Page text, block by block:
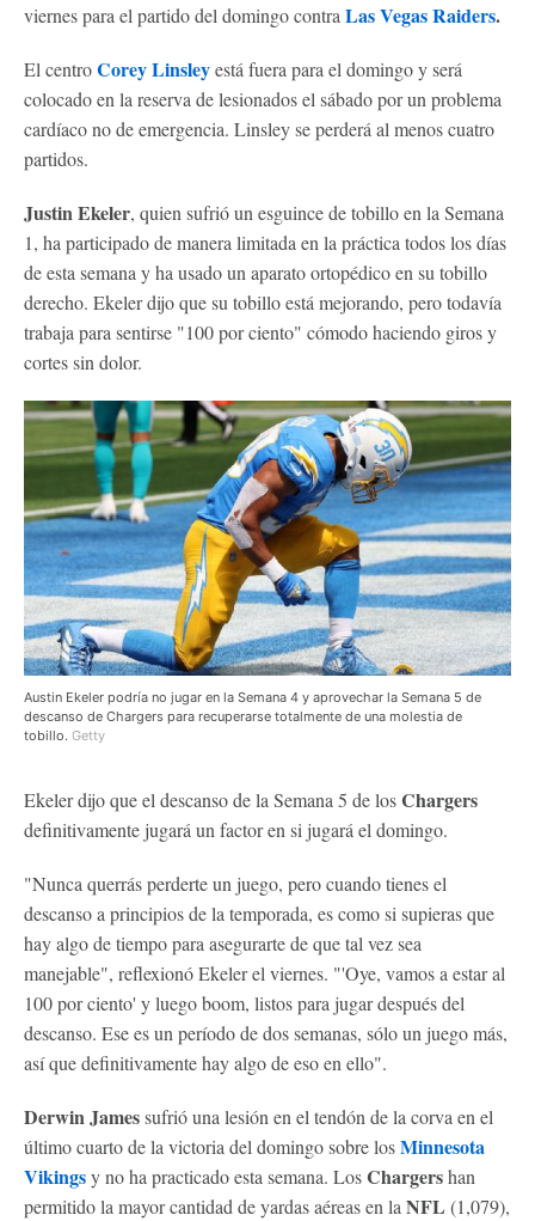
viernes para el partido del domingo contra Las Vegas Raiders.
El centroCorey Linsleyestá fuera para el domingo y será
colocado en la reserva de lesionados el sábado por un problema
cardíaco no de emergencia. Linsley se perderá al menos cuatro
partidos.
Justin Ekeler, quien sufrió un esguince de tobillo en la Semana
1, ha participado de manera limitada en la práctica todos los días
de esta semana y ha usado un aparato ortopédico en su tobillo
derecho. Ekeler dijo que su tobillo está mejorando, pero todavía
trabaja para sentirse "100 por ciento" cómodo haciendo giros y
cortes sin dolor.
Austin Ekeler podría no jugar en la Semana 4 y aprovechar la Semana 5 de
descanso de Chargers para recuperarse totalmente de una molestia de
tobillo. Getty
Ekeler dijo que el descanso de la Semana 5 de losChargers
definitivamente jugará un factor en si jugará el domingo.
"Nunca querrás perderte un juego, pero cuando tienes el
descanso a principios de la temporada, es como si supieras que
hay algo de tiempo para asegurarte de que tal vez sea
manejable", reflexionó Ekeler el viernes. "'Oye, vamos a estar al
100 por ciento' y luego boom, listos para jugar después del
descanso. Ese es un período de dos semanas, sólo un juego más,
así que definitivamente hay algo de eso en ello".
Derwin Jamessufrió una lesión en el tendón de la corva en el
último cuarto de la victoria del domingo sobre losMinnesota
Vikingsy no ha practicado esta semana. LosChargershan
permitido la mayor cantidad de yardas aéreas en la NFL (1,079),